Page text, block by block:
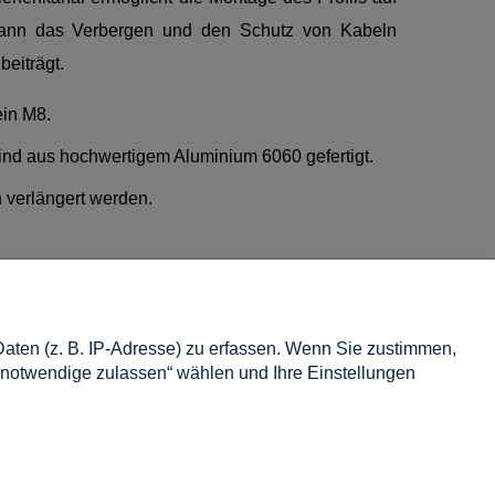
das Verbergen und den Schutz von Kabeln
M8.
aus hochwertigem Aluminium 6060 gefertigt.
werden.
Über uns
Impressum
(z. B. IP-Adresse) zu erfassen. Wenn Sie zustimmen,
zulassen“ wählen und Ihre Einstellungen